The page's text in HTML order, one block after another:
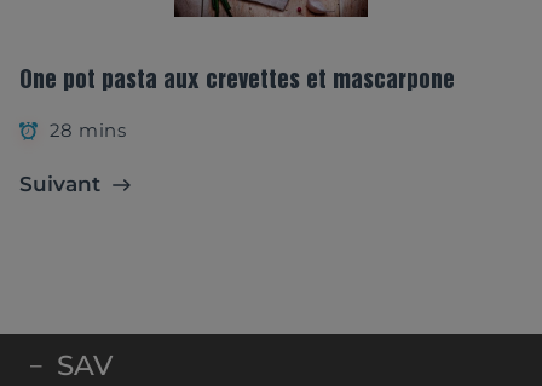
One pot pasta aux crevettes et mascarpone
28 mins
Suivant
– SAV